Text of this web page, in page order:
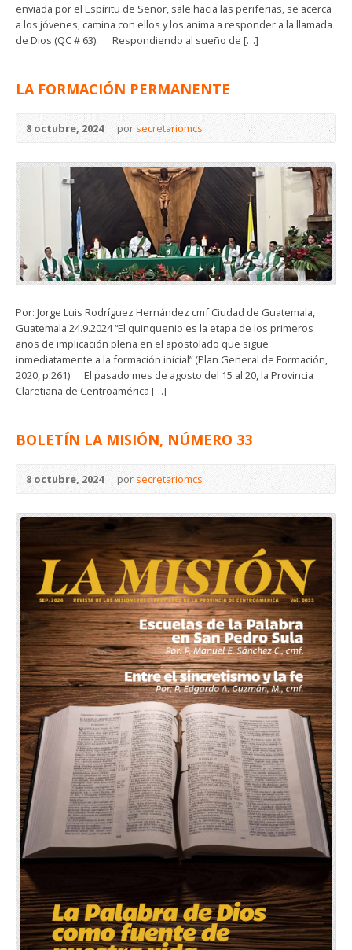
enviada por el Espíritu de Señor, sale hacia las periferias, se acerca
a los jóvenes, camina con ellos y los anima a responder a la llamada
de Dios (QC # 63). Respondiendo al sueño de […]
LA FORMACIÓN PERMANENTE
8 octubre, 2024 por secretariomcs
Por: Jorge Luis Rodríguez Hernández cmf Ciudad de Guatemala,
Guatemala 24.9.2024 “El quinquenio es la etapa de los primeros
años de implicación plena en el apostolado que sigue
inmediatamente a la formación inicial” (Plan General de Formación,
2020, p.261) El pasado mes de agosto del 15 al 20, la Provincia
Claretiana de Centroamérica […]
BOLETÍN LA MISIÓN, NÚMERO 33
8 octubre, 2024 por secretariomcs